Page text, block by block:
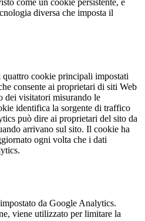
come un cookie persistente, è
diversa che imposta il
quattro cookie principali impostati
consente ai proprietari di siti Web
dei visitatori misurando le
identifica la sorgente di traffico
può dire ai proprietari del sito da
arrivano sul sito. Il cookie ha
ogni volta che i dati
da Google Analytics.
viene utilizzato per limitare la